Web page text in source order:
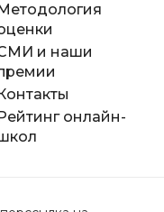
и наши
онлайн-